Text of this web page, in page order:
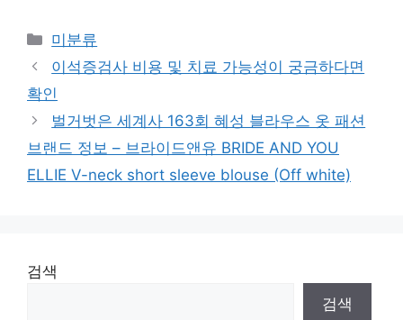
Categories
미분류
이석증검사 비용 및 치료 가능성이 궁금하다면
확인
벌거벗은 세계사 163회 혜성 블라우스 옷 패션
브랜드 정보 – 브라이드앤유 BRIDE AND YOU
ELLIE V-neck short sleeve blouse (Off white)
검색
검색